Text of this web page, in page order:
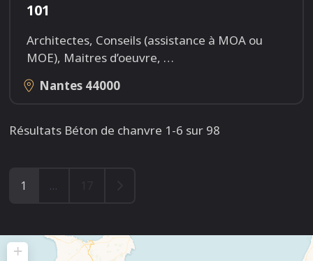
101
Architectes, Conseils (assistance à MOA ou
MOE), Maitres d’oeuvre, …
Nantes 44000
Résultats Béton de chanvre 1-6 sur 98
1 …
+